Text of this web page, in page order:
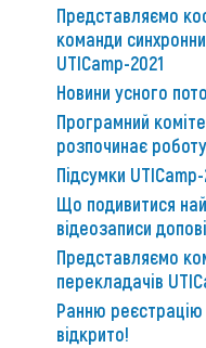
Представляємо
команди
UTICamp-2021
Новини усного
Програмний
розпочинає роботу
Підсумки
Що подивитися
відеозаписи
Представляємо
перекладачів
Ранню реєстрацію
відкрито!